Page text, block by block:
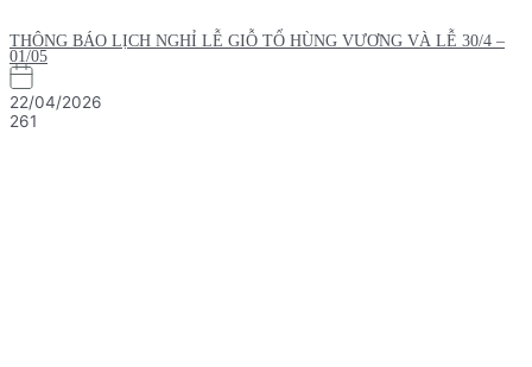
THÔNG BÁO LỊCH NGHỈ LỄ GIỖ TỔ HÙNG VƯƠNG VÀ LỄ 30/4 –
01/05
22/04/2026
261